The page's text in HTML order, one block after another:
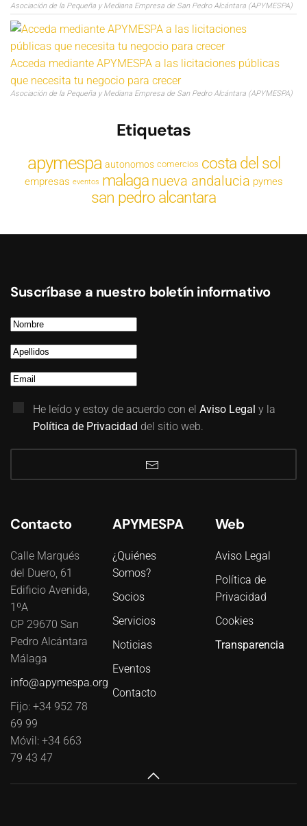
Asociación de la Pequeña y Mediana Empresa de San Pedro Alcántara (APYMESPA)
Acceda mediante APYMESPA a las licitaciones públicas
que necesita tu negocio para crecer
Asociación de la Pequeña y Mediana Empresa de San Pedro Alcántara (APYMESPA)
Etiquetas
apymespa autonomos comercios costa del sol
empresas eventos malaga nueva andalucia pymes
san pedro alcantara
Suscríbase a nuestro boletín informativo
He leído y estoy de acuerdo con el Aviso Legal y la
Política de Privacidad del sitio web.
Contacto
Calle Marqués
del Duero, 61
Edificio Avenida,
1ºA
CP 29670 San
Pedro Alcántara
Málaga
info@apymespa.org
Fijo: +34 952 78
69 99
Móvil: +34 663
79 43 47
APYMESPA
¿Quiénes
Somos?
Socios
Servicios
Noticias
Eventos
Contacto
Web
Aviso Legal
Política de
Privacidad
Cookies
Transparencia